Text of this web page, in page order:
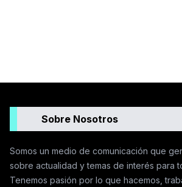
Sobre Nosotros
Somos un medio de comunicación que
sobre actualidad y temas de interés para
Tenemos pasión por lo que hacemos,